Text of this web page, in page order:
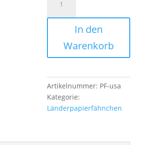
|
Papierfähnchen
Set
Menge
In den
Warenkorb
Artikelnummer: PF-usa
Kategorie:
Länderpapierfähnchen